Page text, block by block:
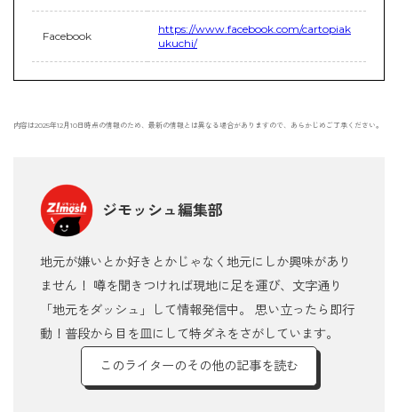
Facebook
https://www.facebook.com/cartopiak
ukuchi/
内容は2025年12月10日時点の情報のため、最新の情報とは異なる場合がありますので、あらかじめご了承ください。
ジモッシュ編集部
地元が嫌いとか好きとかじゃなく地元にしか興味があり
ません！ 噂を聞きつければ現地に足を運び、文字通り
「地元をダッシュ」して情報発信中。 思い立ったら即行
動！普段から目を皿にして特ダネをさがしています。
このライターのその他の記事を読む